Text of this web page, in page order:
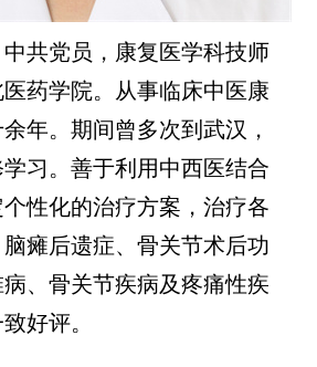
党员，康复医学科技师
药学院。从事临床中医康
年。期间曾多次到武汉，
习。善于利用中西医结合
性化的治疗方案，治疗各
瘫后遗症、骨关节术后功
、骨关节疾病及疼痛性疾
好评。